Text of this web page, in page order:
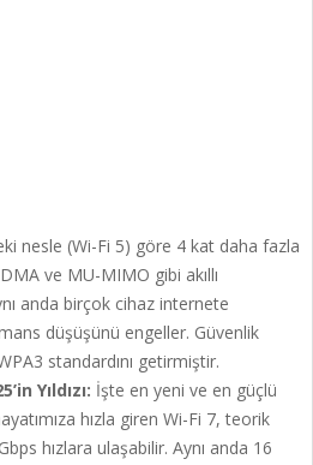
nesle (Wi-Fi 5) göre 4 kat daha fazla
ve MU-MIMO gibi akıllı
anda birçok cihaz internete
düşüşünü engeller. Güvenlik
standardını getirmiştir.
Yıldızı: İşte en yeni ve en güçlü
hızla giren Wi-Fi 7, teorik
hızlara ulaşabilir. Aynı anda 16